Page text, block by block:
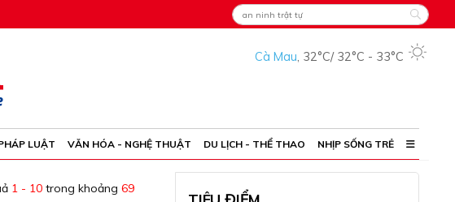
Cà Mau, 32°C/ 32°C - 33°C
LUẬT VĂN HÓA - NGHỆ THUẬT DU LỊCH - THỂ THAO NHỊP SỐNG TRẺ
1 - 10 trong khoảng 69